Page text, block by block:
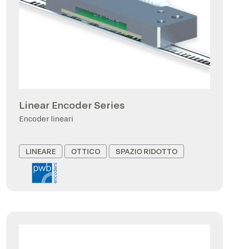
Linear Encoder Series
Encoder lineari
LINEARE OTTICO SPAZIO RIDOTTO